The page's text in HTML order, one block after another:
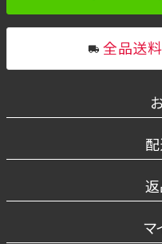
全品送
返
マ